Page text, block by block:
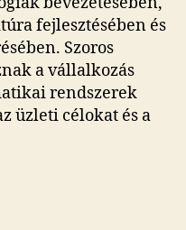
fejlesztésében és
Szoros
a vállalkozás
rendszerek
üzleti célokat és a